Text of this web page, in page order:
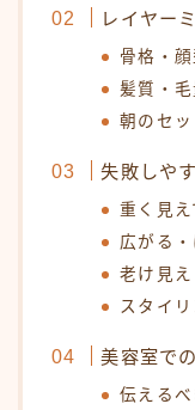
レイヤー
骨格・顔
髪質・毛
朝のセ
失敗しや
重く見え
広がる
老け見え
スタイ
美容室で
伝える